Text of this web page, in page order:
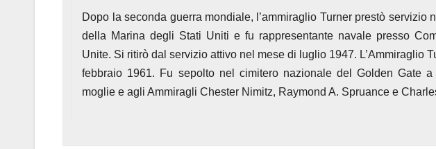
Dopo la seconda guerra mondiale, l’ammiraglio Turner prestò
della Marina degli Stati Uniti e fu rappresentante navale presso
Unite. Si ritirò dal servizio attivo nel mese di luglio 1947. L’Ammiraglio
febbraio 1961. Fu sepolto nel cimitero nazionale del Golden Gate
moglie e agli Ammiragli Chester Nimitz, Raymond A. Spruance e